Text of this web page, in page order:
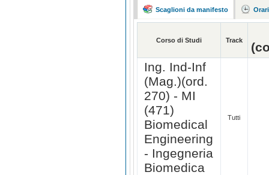
Scaglioni da manifesto
Corso di Studi Track
Ing. Ind-Inf
(Mag.)(ord.
270) - MI
(471)
Biomedical
Engineering
- Ingegneria
Biomedica
Tutti